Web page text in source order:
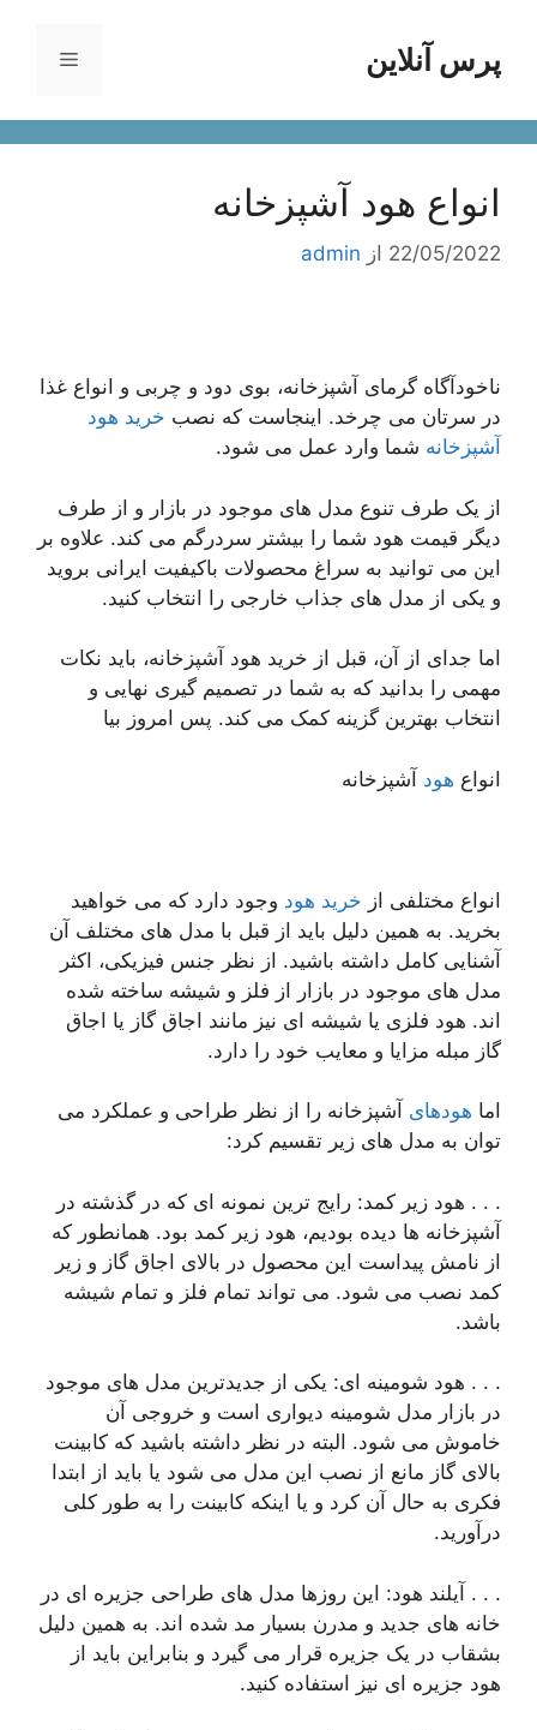
محتواپرس آنلاین فهرست
انواع هود آشپزخانه
22/05/2022 از admin
ناخودآگاه گرمای آشپزخانه، بوی دود و چربی و انواع غذا
در سرتان می چرخد. اینجاست که نصب خرید هود
آشپزخانه شما وارد عمل می شود.
از یک طرف تنوع مدل های موجود در بازار و از طرف
دیگر قیمت هود شما را بیشتر سردرگم می کند. علاوه بر
این می توانید به سراغ محصولات باکیفیت ایرانی بروید
و یکی از مدل های جذاب خارجی را انتخاب کنید.
اما جدای از آن، قبل از خرید هود آشپزخانه، باید نکات
مهمی را بدانید که به شما در تصمیم گیری نهایی و
انتخاب بهترین گزینه کمک می کند. پس امروز بیا
انواع هود آشپزخانه
انواع مختلفی از خرید هود وجود دارد که می خواهید
بخرید. به همین دلیل باید از قبل با مدل های مختلف آن
آشنایی کامل داشته باشید. از نظر جنس فیزیکی، اکثر
مدل های موجود در بازار از فلز و شیشه ساخته شده
اند. هود فلزی یا شیشه ای نیز مانند اجاق گاز یا اجاق
گاز مبله مزایا و معایب خود را دارد.
اما هودهای آشپزخانه را از نظر طراحی و عملکرد می
توان به مدل های زیر تقسیم کرد:
. . . هود زیر کمد: رایج ترین نمونه ای که در گذشته در
آشپزخانه ها دیده بودیم، هود زیر کمد بود. همانطور که
از نامش پیداست این محصول در بالای اجاق گاز و زیر
کمد نصب می شود. می تواند تمام فلز و تمام شیشه
باشد.
. . . هود شومینه ای: یکی از جدیدترین مدل های موجود
در بازار مدل شومینه دیواری است و خروجی آن
خاموش می شود. البته در نظر داشته باشید که کابینت
بالای گاز مانع از نصب این مدل می شود یا باید از ابتدا
فکری به حال آن کرد و یا اینکه کابینت را به طور کلی
درآورید.
. . . آیلند هود: این روزها مدل های طراحی جزیره ای در
خانه های جدید و مدرن بسیار مد شده اند. به همین دلیل
بشقاب در یک جزیره قرار می گیرد و بنابراین باید از
هود جزیره ای نیز استفاده کنید.